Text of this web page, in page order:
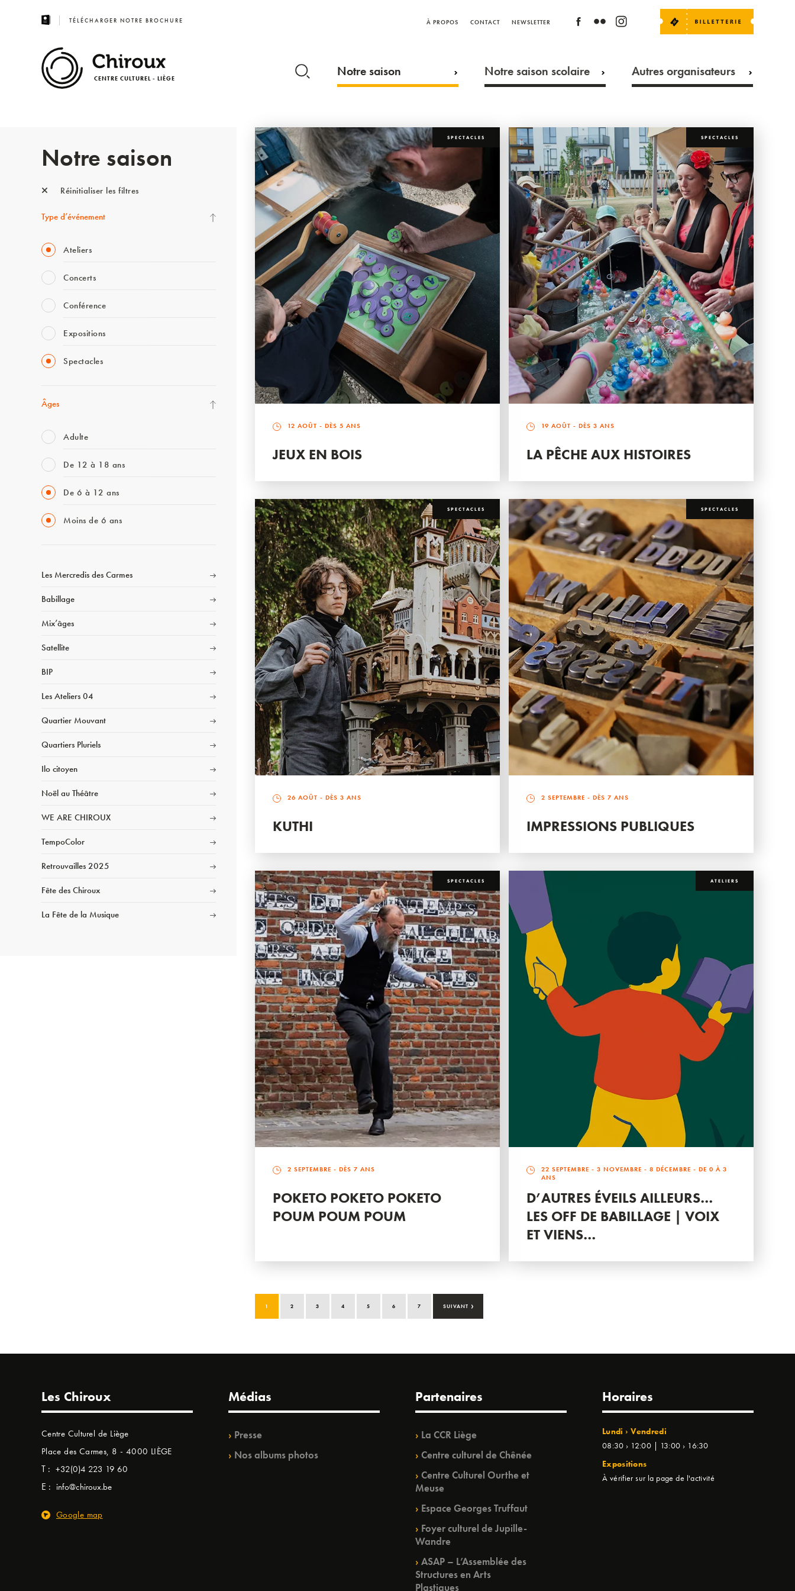
TÉLÉCHARGER NOTRE BROCHURE À PROPOS CONTACT NEWSLETTER
CENTRE CULTUREL - LIÈGE Notre saison Notre saison scolaire Autres organisateurs
Notre saison
Réinitialiser les filtres
Type d’événement
Ateliers
Concerts
Conférence
Expositions
Spectacles
Âges
Adulte
De 12 à 18 ans
De 6 à 12 ans
Moins de 6 ans
Les Mercredis des Carmes
Babillage
Mix’âges
Satellite
BIP
Les Ateliers 04
Quartier Mouvant
Quartiers Pluriels
Ilo citoyen
Noël au Théâtre
WE ARE CHIROUX
TempoColor
Retrouvailles 2025
Fête des Chiroux
La Fête de la Musique
SPECTACLES
12 AOÛT - DÈS 5 ANS
JEUX EN BOIS
SPECTACLES
19 AOÛT - DÈS 3 ANS
LA PÊCHE AUX HISTOIRES
SPECTACLES
26 AOÛT - DÈS 3 ANS
KUTHI
SPECTACLES
2 SEPTEMBRE - DÈS 7 ANS
IMPRESSIONS PUBLIQUES
SPECTACLES
2 SEPTEMBRE - DÈS 7 ANS
POKETO POKETO POKETO
POUM POUM POUM
ATELIERS
22 SEPTEMBRE -3 NOVEMBRE -8 DÉCEMBRE - DE 0 À 3
ANS
D’AUTRES ÉVEILS AILLEURS…
LES OFF DE BABILLAGE | VOIX
ET VIENS…
1 2 3 4 5 6 7 SUIVANT ›
Les Chiroux
Centre Culturel de Liège
Place des Carmes, 8 - 4000 LIÈGE
T : +32(0)4 223 19 60
E : info@chiroux.be
Google map
Médias
Presse
Nos albums photos
Partenaires
La CCR Liège
Centre culturel de Chênée
Centre Culturel Ourthe et
Meuse
Espace Georges Truffaut
Foyer culturel de Jupille-
Wandre
ASAP – L’Assemblée des
Structures en Arts
Plastiques
Horaires
Lundi › Vendredi
08:30 › 12:00 | 13:00 › 16:30
Expositions
À vérifier sur la page de l'activité